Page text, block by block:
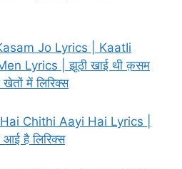
Jo Lyrics | KaatIi
Lyrics | झूठी खाई थी क़सम
खेतों में लिरिक्स
Chithi Aayi Hai Lyrics |
है लिरिक्स